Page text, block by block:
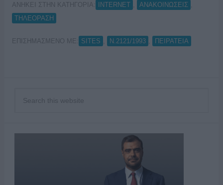
ΑΝΗΚΕΙ ΣΤΗΝ ΚΑΤΗΓΟΡΙΑ: INTERNET ΑΝΑΚΟΙΝΩΣΕΙΣ
ΤΗΛΕΟΡΑΣΗ
ΕΠΙΣΗΜΑΣΜΕΝΟ ΜΕ: SITES Ν.2121/1993 ΠΕΙΡΑΤΕΙΑ